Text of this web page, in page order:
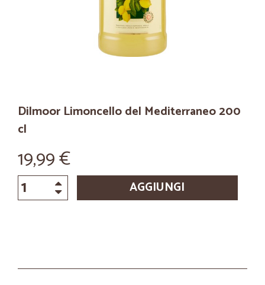
Dilmoor Limoncello del Mediterraneo 200
cl
19,99 €
AGGIUNGI